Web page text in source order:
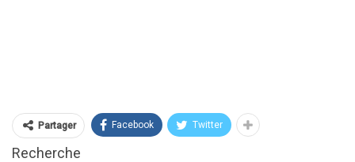
Partager Facebook Twitter
Recherche